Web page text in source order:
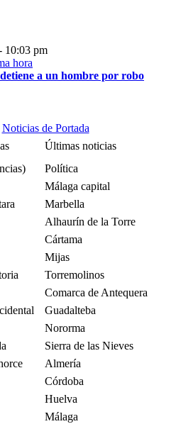
10:03 pm
a un hombre por robo
Noticias de Portada
Últimas noticias
Política
Málaga capital
Marbella
Alhaurín de la Torre
Cártama
Mijas
Torremolinos
Comarca de Antequera
Guadalteba
Nororma
Sierra de las Nieves
Almería
Córdoba
Huelva
Málaga